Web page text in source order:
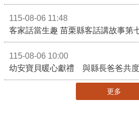
115-08-06 11:48
客家話當生趣 苗栗縣客話講故事第
115-08-06 10:00
幼安寶貝暖心獻禮 與縣長爸爸共
更多